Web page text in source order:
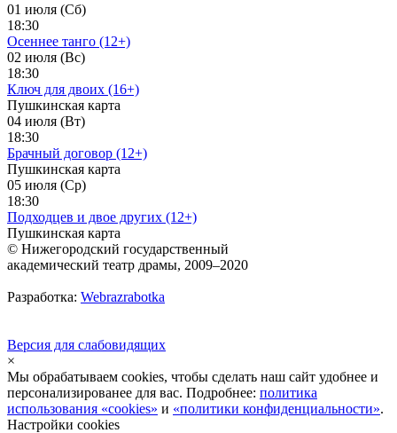
01 июля (Сб)
18:30
Осеннее танго (12+)
02 июля (Вс)
18:30
Ключ для двоих (16+)
Пушкинская карта
04 июля (Вт)
18:30
Брачный договор (12+)
Пушкинская карта
05 июля (Ср)
18:30
Подходцев и двое других (12+)
Пушкинская карта
© Нижегородский государственный
академический театр драмы, 2009–2020
Разработка: Webrazrabotka
Версия для слабовидящих
×
Мы обрабатываем cookies, чтобы сделать наш сайт удобнее и
персонализированее для вас. Подробнее: политика
использования «cookies» и «политики конфиденциальности».
Настройки cookies